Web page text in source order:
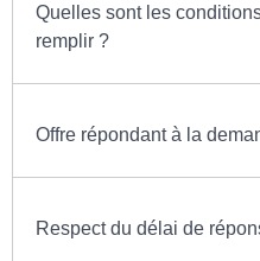
Quelles sont les
remplir ?
Offre répondant à la
Respect du délai de